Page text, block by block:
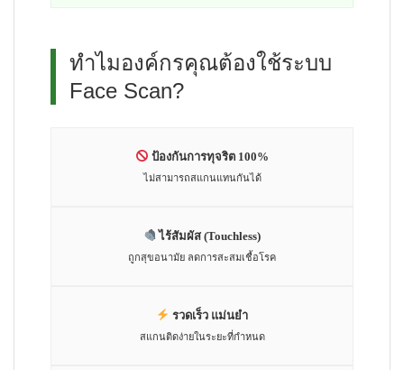
ทำไมองค์กรคุณต้องใช้ระบบ
Face Scan?
ป้องกันการทุจริต 100%
ไม่สามารถสแกนแทนกันได้
ไร้สัมผัส (Touchless)
ถูกสุขอนามัย ลดการสะสมเชื้อโรค
รวดเร็ว แม่นยำ
สแกนติดง่ายในระยะที่กำหนด